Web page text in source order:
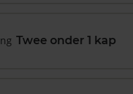
Twee onder 1 kap